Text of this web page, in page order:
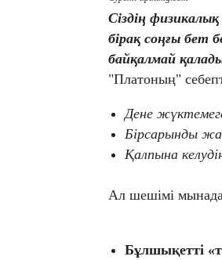
Сіздің
бірақ соңғы бет
байқалмай
"Платоның"
Дене
Бірсарынды
Қалпына
Ал шешімі
Бұлшықетті